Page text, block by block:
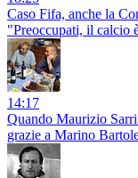
Caso Fifa, anche la
"Preoccupati, il calcio
14:17
Quando Maurizio
grazie a Marino